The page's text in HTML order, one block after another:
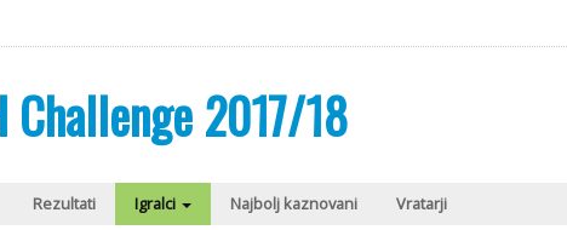
2017/18
Rezultati Igralci Najbolj kaznovani Vratarji